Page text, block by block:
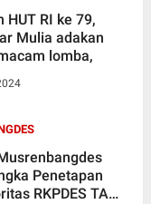
Mulia adakan
berbagai macam lomba,
Penetapan
RKPDES TA